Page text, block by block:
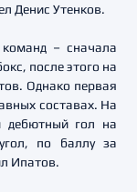
Денис Утенков.
– сначала
после этого на
Однако первая
составах. На
дебютный гол на
по баллу за
Ипатов.